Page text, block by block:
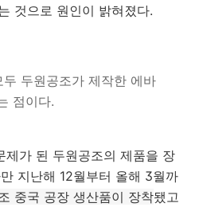
것으로 원인이 밝혀졌다.
두원공조가 제작한 에바
점이다.
제가 된 두원공조의 제품을 장
지난해 12월부터 올해 3월까
중국 공장 생산품이 장착됐고